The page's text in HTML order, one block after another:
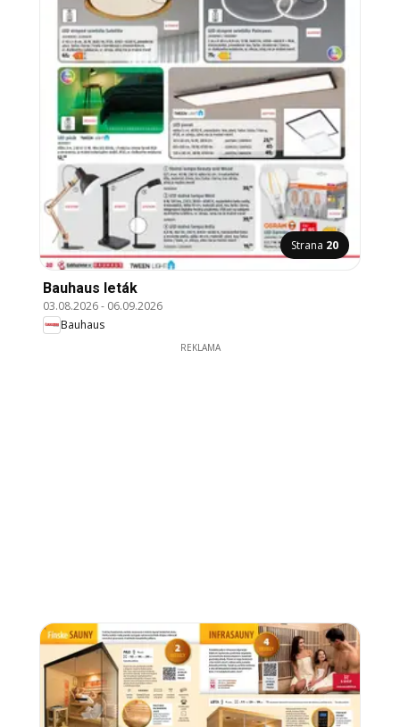
Strana 20
Bauhaus leták
03.08.2026- 06.09.2026
Bauhaus
REKLAMA